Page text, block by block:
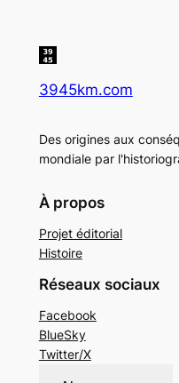
3945km.com
Des origines aux
mondiale par
À propos
Projet éditorial
Histoire
Réseaux sociaux
Facebook
BlueSky
Twitter/X